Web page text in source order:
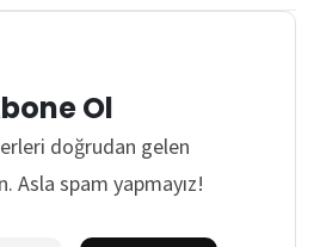
Ol
doğrudan gelen
Asla spam yapmayız!